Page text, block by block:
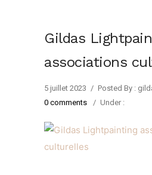
Gildas
associations
5 juillet 2023 / Posted By :
0 comments
/ Under :